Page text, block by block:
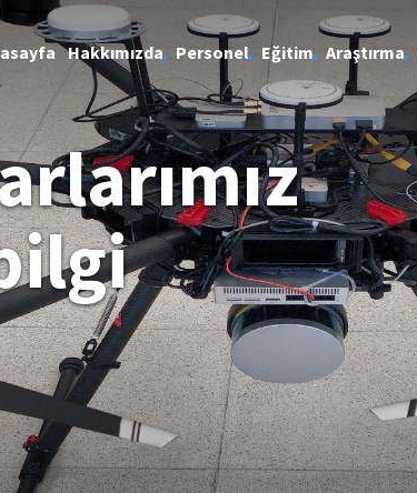
Hakkımızda Personel Eğitim Araştırma